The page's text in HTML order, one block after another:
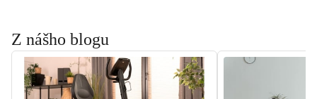
Z nášho blogu